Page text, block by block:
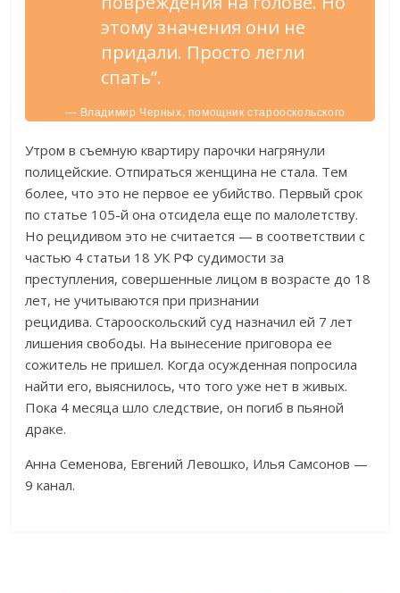
этому значения они не
придали. Просто легли
спать”.
— Владимир Черных, помощник старооскольского
городского прокурора.
Утром в съемную квартиру парочки нагрянули
полицейские. Отпираться женщина не стала. Тем
более, что это не первое ее убийство. Первый срок
по статье 105-й она отсидела еще по малолетству.
Но рецидивом это не считается — в соответствии с
частью 4 статьи 18 УК РФ судимости за
преступления, совершенные лицом в возрасте до 18
лет, не учитываются при признании
рецидива. Старооскольский суд назначил ей 7 лет
лишения свободы. На вынесение приговора ее
сожитель не пришел. Когда осужденная попросила
найти его, выяснилось, что того уже нет в живых.
Пока 4 месяца шло следствие, он погиб в пьяной
драке.
Анна Семенова, Евгений Левошко, Илья Самсонов —
9 канал.